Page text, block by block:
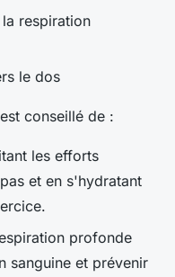
respiration
le dos
conseillé de :
les efforts
et en s'hydratant
profonde
sanguine et prévenir